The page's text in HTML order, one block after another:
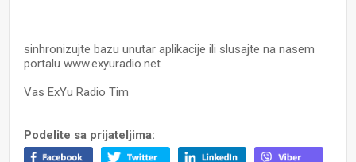
sinhronizujte bazu unutar aplikacije ili slusajte na nasem
portalu www.exyuradio.net
Vas ExYu Radio Tim
Podelite sa prijateljima: